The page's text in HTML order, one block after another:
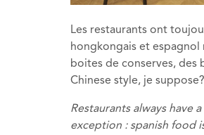
Les restaurants ont
hongkongais et espagnol
boites de conserves,
Chinese style, je suppose?
Restaurants always have
exception : spanish food